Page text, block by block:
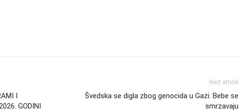
I
GODINI
Next article
Švedska se digla zbog genocida u Gazi: Bebe se
smrzavaju